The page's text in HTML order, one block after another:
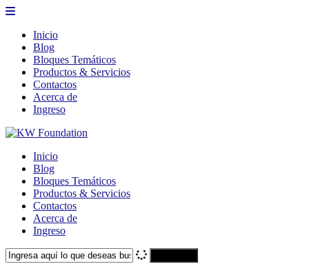
Inicio
Blog
Bloques Temáticos
Productos & Servicios
Contactos
Acerca de
Ingreso
Inicio
Blog
Bloques Temáticos
Productos & Servicios
Contactos
Acerca de
Ingreso